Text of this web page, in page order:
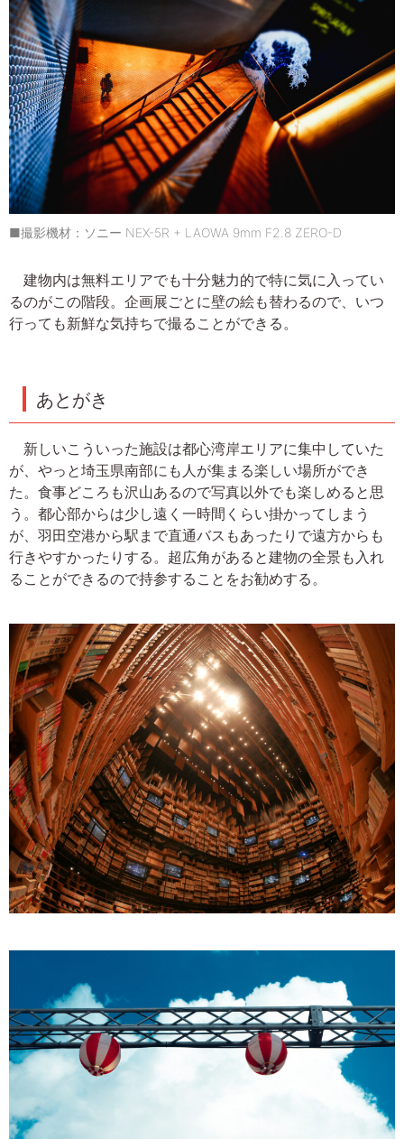
■撮影機材：ソニー NEX-5R + LAOWA 9mm F2.8 ZERO-D
建物内は無料エリアでも十分魅力的で特に気に入ってい
るのがこの階段。企画展ごとに壁の絵も替わるので、いつ
行っても新鮮な気持ちで撮ることができる。
あとがき
新しいこういった施設は都心湾岸エリアに集中していた
が、やっと埼玉県南部にも人が集まる楽しい場所ができ
た。食事どころも沢山あるので写真以外でも楽しめると思
う。都心部からは少し遠く一時間くらい掛かってしまう
が、羽田空港から駅まで直通バスもあったりで遠方からも
行きやすかったりする。超広角があると建物の全景も入れ
ることができるので持参することをお勧めする。